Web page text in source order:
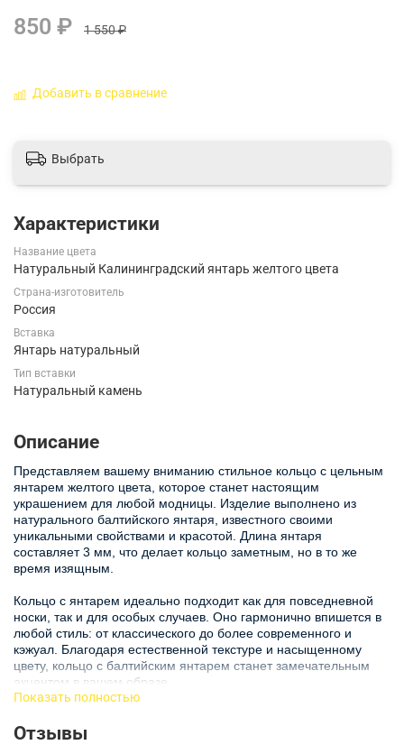
850 ₽ 1 550 ₽
Добавить в сравнение
Выбрать
Характеристики
Название цвета
Натуральный Калининградский янтарь желтого цвета
Страна-изготовитель
Россия
Вставка
Янтарь натуральный
Тип вставки
Натуральный камень
Описание
Представляем вашему вниманию стильное кольцо с цельным
янтарем желтого цвета, которое станет настоящим
украшением для любой модницы. Изделие выполнено из
натурального балтийского янтаря, известного своими
уникальными свойствами и красотой. Длина янтаря
составляет 3 мм, что делает кольцо заметным, но в то же
время изящным.
Кольцо с янтарем идеально подходит как для повседневной
носки, так и для особых случаев. Оно гармонично впишется в
любой стиль: от классического до более современного и
кэжуал. Благодаря естественной текстуре и насыщенному
цвету, кольцо с балтийским янтарем станет замечательным
акцентом в вашем образе.
подруги, мамы или для себя. Красивый и уникальный дизайн
Показать полностью
Отзывы